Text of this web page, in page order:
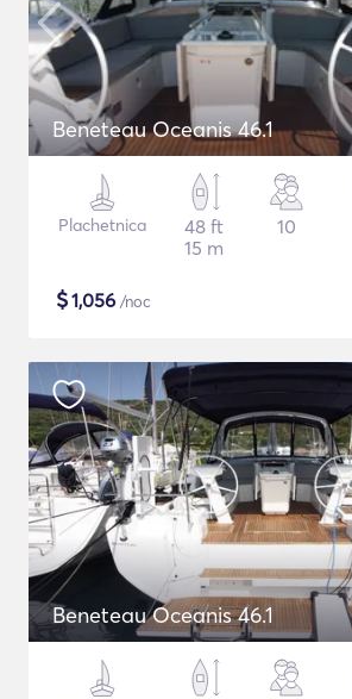
Beneteau Oceanis 46.1
Plachetnica
48 ft
15 m
10
$1,056 /noc
Beneteau Oceanis 46.1